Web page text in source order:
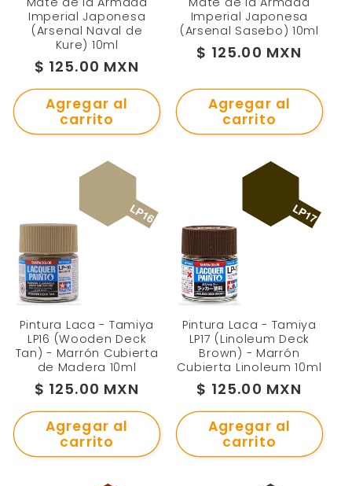
Imperial Japonesa
(Arsenal Naval de
Kure) 10ml
Precio
habitual
$ 125.00 MXN
Agregar al
carrito
Imperial Japonesa
(Arsenal Sasebo) 10ml
Precio
$ 125.00 MXN
Agregar al
carrito
Pintura Laca - Tamiya
LP16 (Wooden Deck
Tan) - Marrón Cubierta
de Madera 10ml
Precio
habitual
$ 125.00 MXN
Agregar al
carrito
Pintura Laca - Tamiya
LP17 (Linoleum Deck
Brown) - Marrón
Cubierta Linoleum 10ml
Precio
habitual
$ 125.00 MXN
Agregar al
carrito